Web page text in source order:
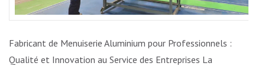
QUALITÉ
ET
EXPERTISE
AU
Fabricant de Menuiserie Aluminium pour Professionnels :
Qualité et Innovation au Service des Entreprises La